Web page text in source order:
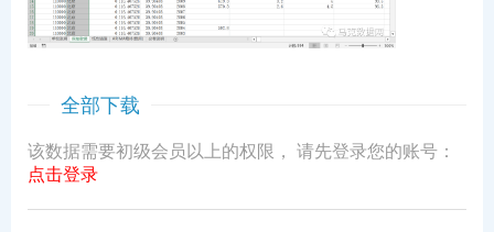
全部下载
该数据需要初级会员以上的权限， 请先登录您的账号：
点击登录